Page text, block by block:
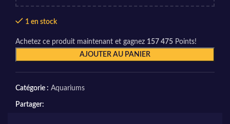
1 en stock
Achetez ce produit maintenant et gagnez 157 475 Points!
AJOUTER AU PANIER
Catégorie : Aquariums
Partager: